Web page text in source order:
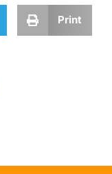
Print